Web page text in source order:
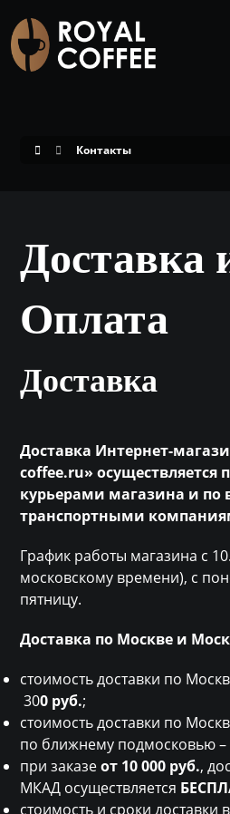
Контакты
Доставка
Оплата
Доставка
Доставка Интернет-
coffee.ru» осуществляется
курьерами магазина и по
транспортными
График работы магазина с
московскому времени), с
пятницу.
Доставка по Москве и
стоимость доставки по
300 руб.;
стоимость доставки по
по ближнему подмосковью –
при заказеот 10 000 руб.,
МКАД осуществляется
стоимость и сроки